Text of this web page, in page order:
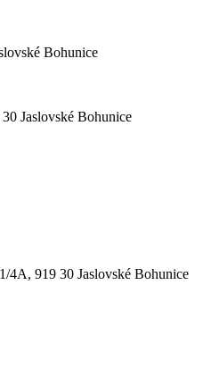
Bohunice
Jaslovské Bohunice
4A, 919 30 Jaslovské Bohunice